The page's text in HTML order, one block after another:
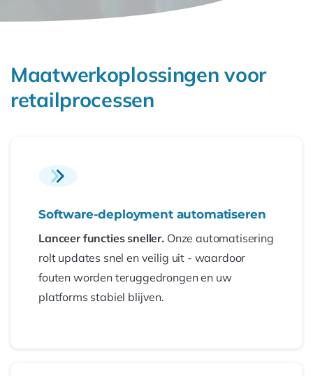
Maatwerkoplossingen voor
retailprocessen
Software-deployment automatiseren
Lanceer functies sneller. Onze automatisering
rolt updates snel en veilig uit - waardoor
fouten worden teruggedrongen en uw
platforms stabiel blijven.